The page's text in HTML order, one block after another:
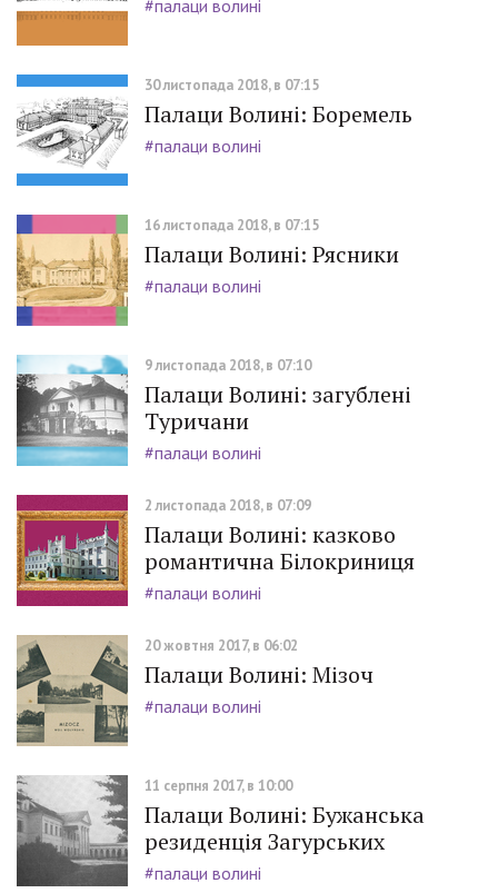
#палаци волині
30 листопада 2018, в 07:15
Палаци Волині: Боремель
#палаци волині
16 листопада 2018, в 07:15
Палаци Волині: Рясники
#палаци волині
9 листопада 2018, в 07:10
Палаци Волині: загублені
Туричани
#палаци волині
2 листопада 2018, в 07:09
Палаци Волині: казково
романтична Білокриниця
#палаци волині
20 жовтня 2017, в 06:02
Палаци Волині: Мізоч
#палаци волині
11 серпня 2017, в 10:00
Палаци Волині: Бужанська
резиденція Загурських
#палаци волині